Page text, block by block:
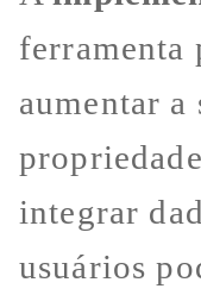
ferramenta
aumentar a
integrar
usuários